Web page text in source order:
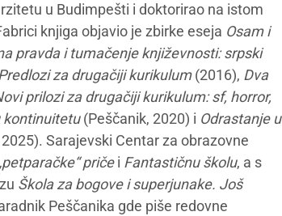
u Budimpešti i doktorirao na istom
knjiga objavio je zbirke eseja Osam i
pravda i tumačenje književnosti: srpski
za drugačiji kurikulum(2016), Dva
prilozi za drugačiji kurikulum: sf, horror,
kontinuitetu(Peščanik, 2020) i Odrastanje u
Sarajevski Centar za obrazovne
pričei Fantastičnu školu, a s
Škola za bogove i superjunake. Još
Peščanika gde piše redovne